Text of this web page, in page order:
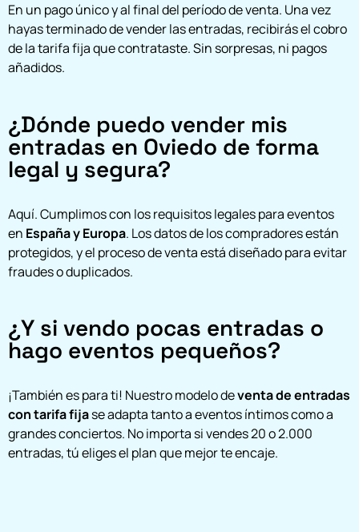
En un pago único y al final del período de venta. Una vez
hayas terminado de vender las entradas, recibirás el cobro
de la tarifa fija que contrataste. Sin sorpresas, ni pagos
añadidos.
¿Dónde puedo vender mis
entradas en Oviedo de forma
legal y segura?
Aquí. Cumplimos con los requisitos legales para eventos
en España y Europa. Los datos de los compradores están
protegidos, y el proceso de venta está diseñado para evitar
fraudes o duplicados.
¿Y si vendo pocas entradas o
hago eventos pequeños?
¡También es para ti! Nuestro modelo deventa de entradas
con tarifa fijase adapta tanto a eventos íntimos como a
grandes conciertos. No importa si vendes 20 o 2.000
entradas, tú eliges el plan que mejor te encaje.